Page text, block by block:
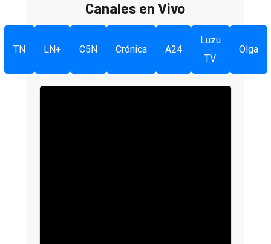
Canales en Vivo
TN LN+ C5N Crónica A24
Luzu
TV
Olga